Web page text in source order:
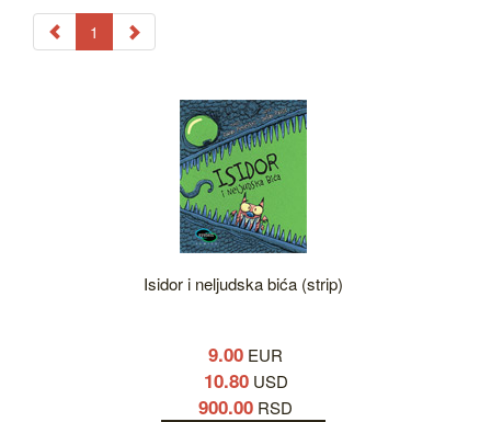
1
Isidor i neljudska bića (strip)
9.00 EUR
10.80USD
900.00 RSD